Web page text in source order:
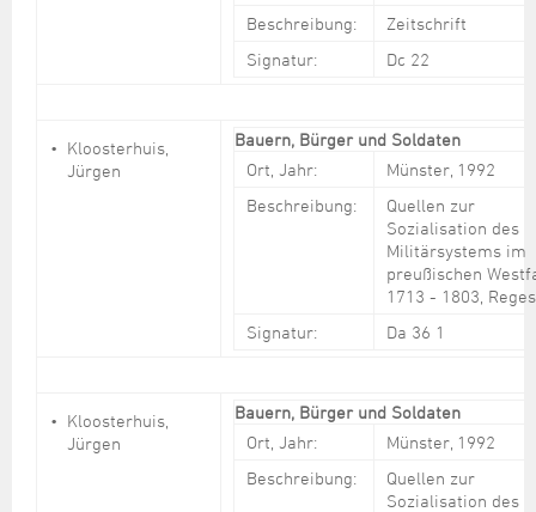
Beschreibung:
Zeitschrift
Signatur:
Dc 22
Kloosterhuis,
Jürgen
Bauern, Bürger und Soldaten
Ort, Jahr:
Münster, 1992
Beschreibung:
Quellen zur
Sozialisation des
Militärsystems im
preußischen
1713 - 1803,
Signatur:
Da 36 1
Kloosterhuis,
Jürgen
Bauern, Bürger und Soldaten
Ort, Jahr:
Münster, 1992
Beschreibung:
Quellen zur
Sozialisation des